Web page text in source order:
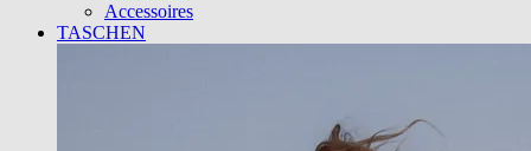
Accessoires
TASCHEN